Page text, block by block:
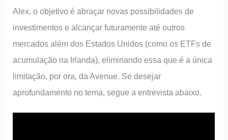
Alex, o objetivo é abraçar novas possibilidades de
investimentos e alcançar futuramente até outros
mercados além dos Estados Unidos (como os ETFs de
acumulação na Irlanda), eliminando essa que é a única
limitação, por ora, da Avenue. Se desejar
aprofundamento no tema, segue a entrevista abaixo.